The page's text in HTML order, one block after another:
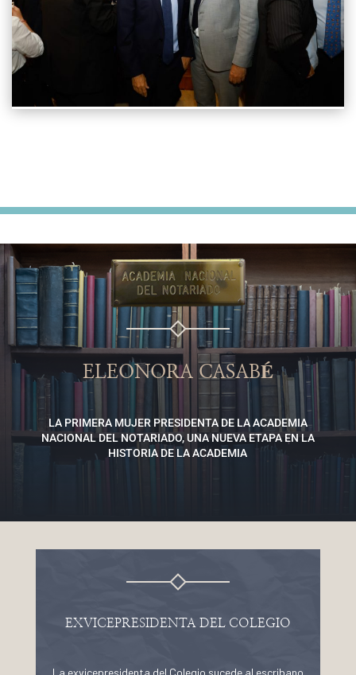
ELEONORA CASABÉ
LA PRIMERA MUJER PRESIDENTA DE LA ACADEMIA
NACIONAL DEL NOTARIADO, UNA NUEVA ETAPA EN LA
HISTORIA DE LA ACADEMIA​
EXVICEPRESIDENTA DEL COLEGIO